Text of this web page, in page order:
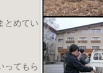
とめてい
ってもら